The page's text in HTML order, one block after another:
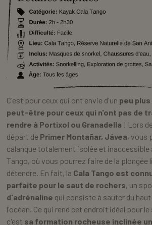
C'est pour ceux qui ont envie d'un peu
peut-être pour ceux qui n'ont pas de
rendre à Portixol ou Granadella ! Lors
départ de Primer Montañar, Jávea, vous
calanque totalement isolée et inaccessible
Tango, où vous pourrez faire de la plongée
détendre. En fait, la Cala Tango est
parfaite pour le saut de rochers, un
d'adrénaline qui consiste à sauter du
l'océan. Ce qui rend cet endroit idéal pour
c'est sa formation rocheuse inclinée